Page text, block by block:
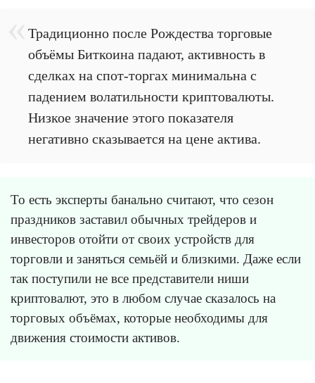
Традиционно после Рождества торговые
объёмы Биткоина падают, активность в
сделках на спот-торгах минимальна с
падением волатильности криптовалюты.
Низкое значение этого показателя
негативно сказывается на цене актива.
То есть эксперты банально считают, что сезон
праздников заставил обычных трейдеров и
инвесторов отойти от своих устройств для
торговли и заняться семьёй и близкими. Даже если
так поступили не все представители ниши
криптовалют, это в любом случае сказалось на
торговых объёмах, которые необходимы для
движения стоимости активов.